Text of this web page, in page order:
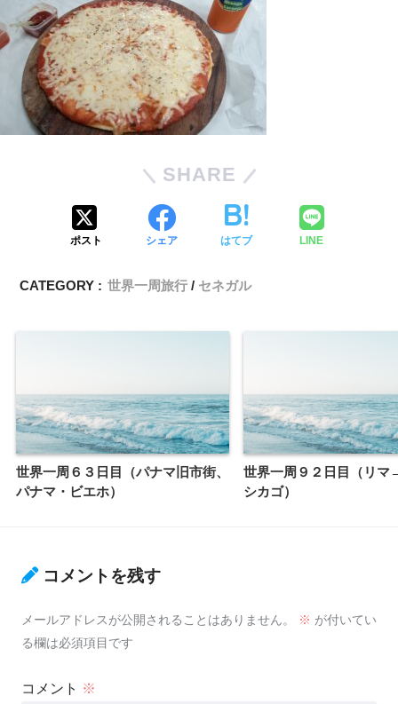
SHARE
ポスト シェア はてブ LINE
CATEGORY : 世界一周旅行 セネガル
世界一周６３日目（パナマ旧市街、
パナマ・ビエホ）
世界一周９２日目（リ
シカゴ）
コメントを残す
メールアドレスが公開されることはありません。 ※ が付いてい
る欄は必須項目です
コメント ※